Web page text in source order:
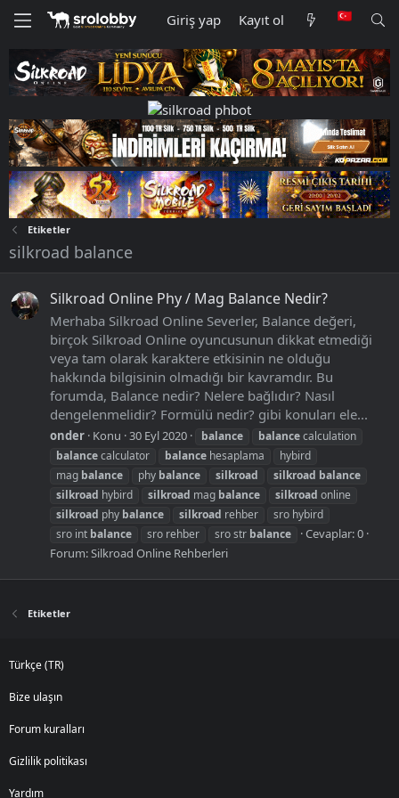
Giriş yap Kayıt ol
Etiketler
silkroad balance
Silkroad Online Phy / Mag Balance Nedir?
Merhaba Silkroad Online Severler, Balance değeri,
birçok Silkroad Online oyuncusunun dikkat etmediği
veya tam olarak karaktere etkisinin ne olduğu
hakkında bilgisinin olmadığı bir kavramdır. Bu
forumda, Balance nedir? Nelere bağlıdır? Nasıl
dengelenmelidir? Formülü nedir? gibi konuları ele...
onder Konu 30 Eyl 2020 balance balancecalculation
balancecalculator balance hesaplama
hybird
mag balance phy balance silkroad silkroad balance
silkroad hybird silkroad mag balance silkroad online
silkroad phy balance silkroad rehber
sro hybird
sro int balance sro rehber sro str balance
Cevaplar: 0
Forum:Silkroad Online Rehberleri
Etiketler
Türkçe (TR)
Bize ulaşın
Forum kuralları
Gizlilik politikası
Yardım